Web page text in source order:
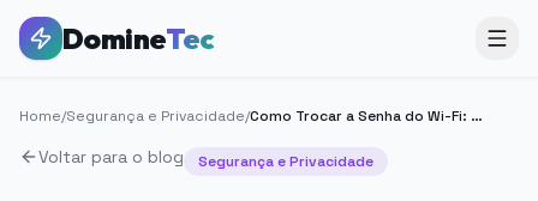
DomineTec
Home/Segurança e Privacidade/ Como Trocar a Senha do Wi-Fi: Guia Completo Passo a Passo
Voltar para o blog Segurança e Privacidade